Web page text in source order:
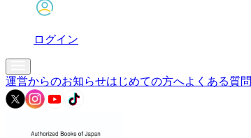
ログイン
運営からのお知らせはじめての方へよくある質問